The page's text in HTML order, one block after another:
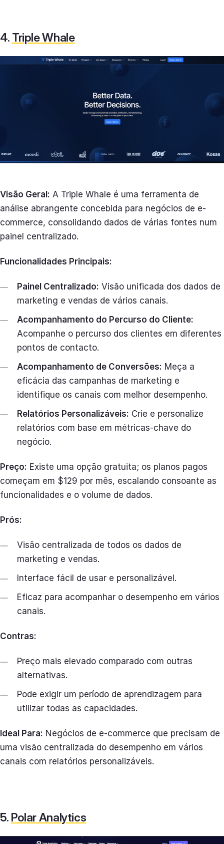
4. Triple Whale
Visão Geral: A Triple Whale é uma ferramenta de
análise abrangente concebida para negócios de e-
commerce, consolidando dados de várias fontes num
painel centralizado.
Funcionalidades Principais:
Painel Centralizado: Visão unificada dos dados de
marketing e vendas de vários canais.
Acompanhamento do Percurso do Cliente:
Acompanhe o percurso dos clientes em diferentes
pontos de contacto.
Acompanhamento de Conversões: Meça a
eficácia das campanhas de marketing e
identifique os canais com melhor desempenho.
Relatórios Personalizáveis: Crie e personalize
relatórios com base em métricas-chave do
negócio.
Preço: Existe uma opção gratuita; os planos pagos
começam em $129 por mês, escalando consoante as
funcionalidades e o volume de dados.
Prós:
Visão centralizada de todos os dados de
marketing e vendas.
Interface fácil de usar e personalizável.
Eficaz para acompanhar o desempenho em vários
canais.
Contras:
Preço mais elevado comparado com outras
alternativas.
Pode exigir um período de aprendizagem para
utilizar todas as capacidades.
Ideal Para: Negócios de e-commerce que precisam de
uma visão centralizada do desempenho em vários
canais com relatórios personalizáveis.
5. Polar Analytics